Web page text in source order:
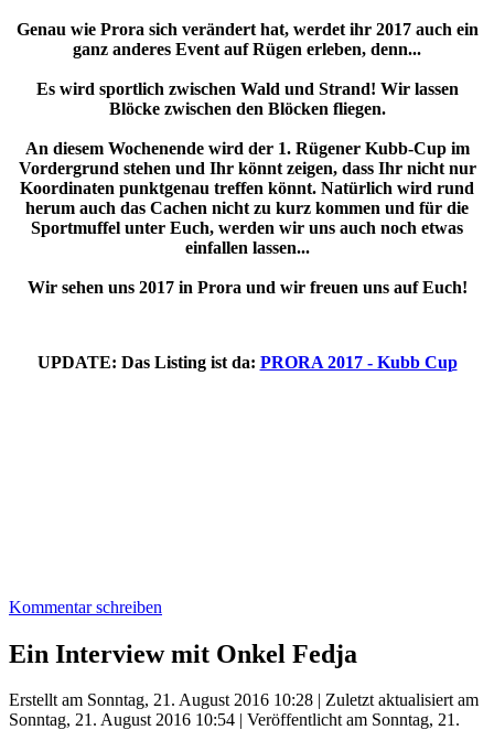
Genau wie Prora sich verändert hat, werdet ihr 2017 auch ein
ganz anderes Event auf Rügen erleben, denn...
Es wird sportlich zwischen Wald und Strand! Wir lassen
Blöcke zwischen den Blöcken fliegen.
An diesem Wochenende wird der 1. Rügener Kubb-Cup im
Vordergrund stehen und Ihr könnt zeigen, dass Ihr nicht nur
Koordinaten punktgenau treffen könnt. Natürlich wird rund
herum auch das Cachen nicht zu kurz kommen und für die
Sportmuffel unter Euch, werden wir uns auch noch etwas
einfallen lassen...
Wir sehen uns 2017 in Prora und wir freuen uns auf Euch!
UPDATE: Das Listing ist da: PRORA 2017 - Kubb Cup
Kommentar schreiben
Ein Interview mit Onkel Fedja
Erstellt am Sonntag, 21. August 2016 10:28 | Zuletzt aktualisiert am
Sonntag, 21. August 2016 10:54 | Veröffentlicht am Sonntag, 21.